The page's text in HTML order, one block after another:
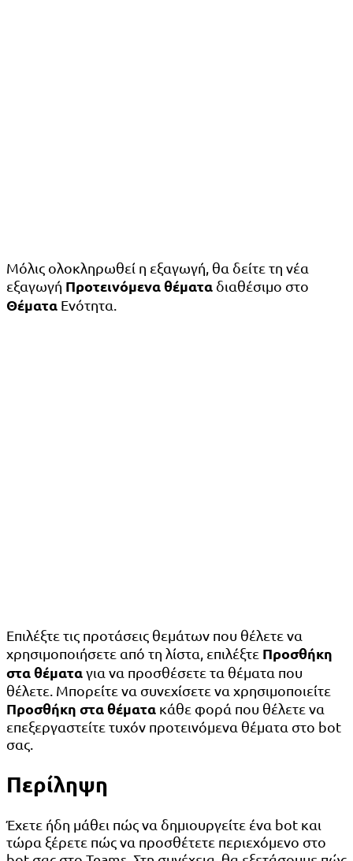
Μόλις ολοκληρωθεί η εξαγωγή, θα δείτε τη νέα
εξαγωγή Προτεινόμενα θέματα διαθέσιμο στο
Θέματα Ενότητα.
Επιλέξτε τις προτάσεις θεμάτων που θέλετε να
χρησιμοποιήσετε από τη λίστα, επιλέξτε Προσθήκη
στα θέματαγια να προσθέσετε τα θέματα που
θέλετε. Μπορείτε να συνεχίσετε να χρησιμοποιείτε
Προσθήκη στα θέματα κάθε φορά που θέλετε να
επεξεργαστείτε τυχόν προτεινόμενα θέματα στο bot
σας.
Περίληψη
Έχετε ήδη μάθει πώς να δημιουργείτε ένα bot και
τώρα ξέρετε πώς να προσθέτετε περιεχόμενο στο